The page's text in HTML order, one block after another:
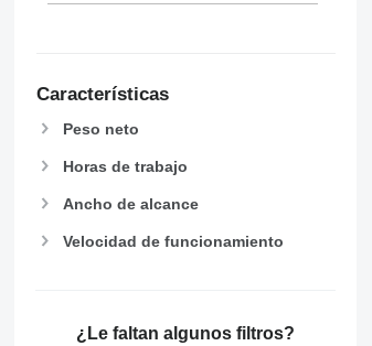
Características
Peso neto
Horas de trabajo
Ancho de alcance
Velocidad de funcionamiento
¿Le faltan algunos filtros?